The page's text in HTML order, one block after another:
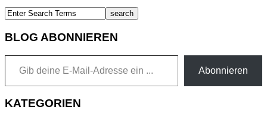
BLOG ABONNIEREN
Gib deine E-Mail-Adresse ein ...
Abonnieren
KATEGORIEN